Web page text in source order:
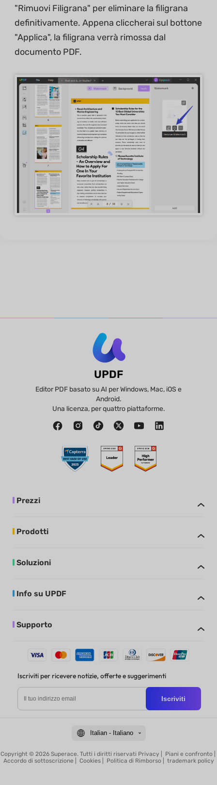
"Rimuovi Filigrana" per eliminare la filigrana
definitivamente. Appena cliccherai sul bottone
"Applica", la filigrana verrà rimossa dal
documento PDF.
UPDF
Editor PDF basato su AI per Windows, Mac, iOS e
Android.
Una licenza, per quattro piattaforme.
Prezzi
Prodotti
Soluzioni
Info su UPDF
Supporto
Iscriviti per ricevere notizie, offerte e suggerimenti
Iscriviti
Italian - Italiano
Copyright © 2026 Superace. Tutti i diritti riservati Privacy Piani e confronto|
Accordo di sottoscrizione
Cookies| Politica di Rimborso| trademark policy